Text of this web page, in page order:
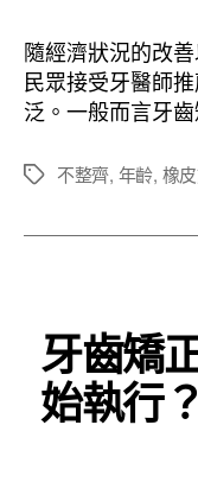
者
隨經濟狀況的改
民眾接受牙醫師
泛。一般而言牙
標
不整齊, 年齡, 橡
牙齒矯
始執行